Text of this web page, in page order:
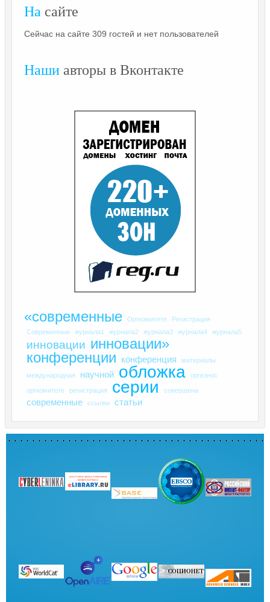
На сайте
Сейчас на сайте 309 гостей и нет пользователей
Наши авторы в Вконтакте
«современные Оргкомитете
Регистрация
Современные
журнала1 журнала2 журнала3 журнала4 журнала5
инновации инновации»
конференции
конференция материалы
международная научной обложка оргвзнос
оргкомитете регистрация серии совершена
современные ссылки статьи